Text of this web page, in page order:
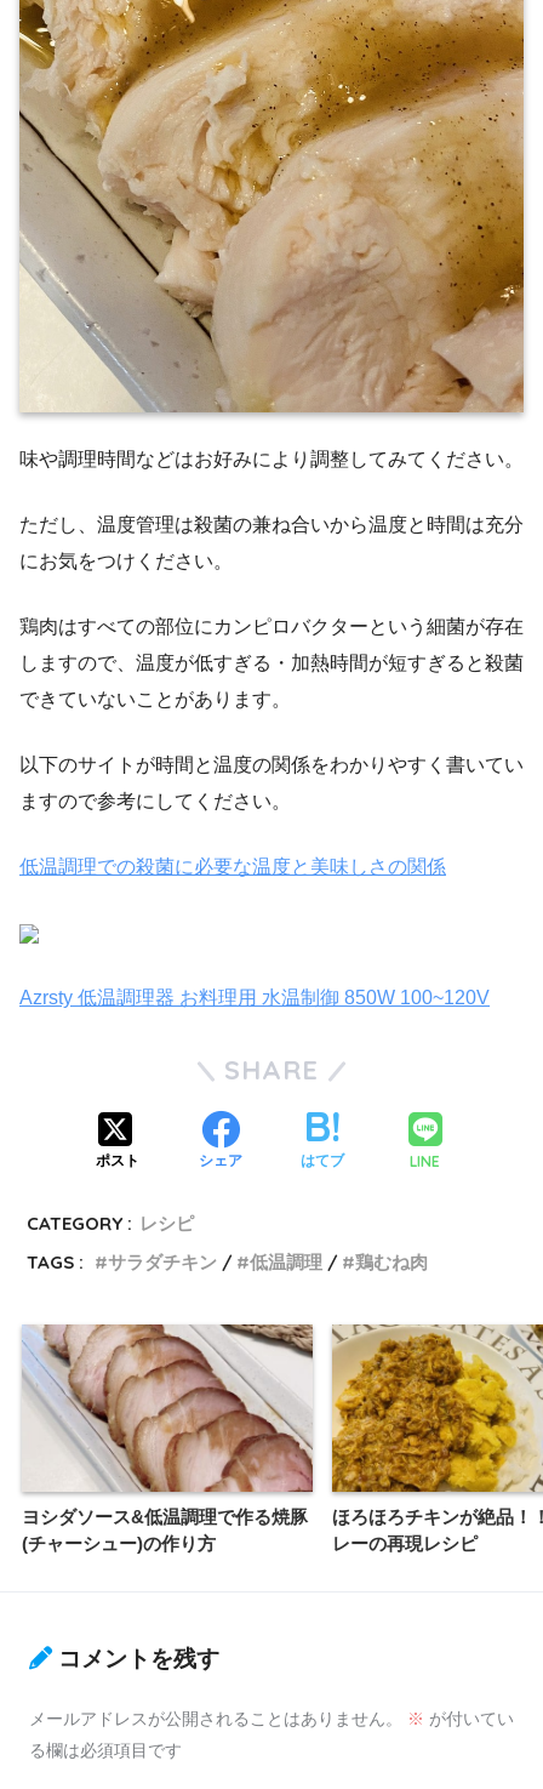
味や調理時間などはお好みにより調整してみてください。
ただし、温度管理は殺菌の兼ね合いから温度と時間は充分
にお気をつけください。
鶏肉はすべての部位にカンピロバクターという細菌が存在
しますので、温度が低すぎる・加熱時間が短すぎると殺菌
できていないことがあります。
以下のサイトが時間と温度の関係をわかりやすく書いてい
ますので参考にしてください。
低温調理での殺菌に必要な温度と美味しさの関係
Azrsty 低温調理器 お料理用 水温制御 850W 100~120V
SHARE
ポスト シェア はてブ LINE
CATEGORY : レシピ
TAGS :
サラダチキン 低温調理 鶏むね肉
ヨシダソース&低温調理で作る焼豚
(チャーシュー)の作り方
ほろほろチキンが絶品！
レーの再現レシピ
コメントを残す
メールアドレスが公開されることはありません。 ※ が付いてい
る欄は必須項目です